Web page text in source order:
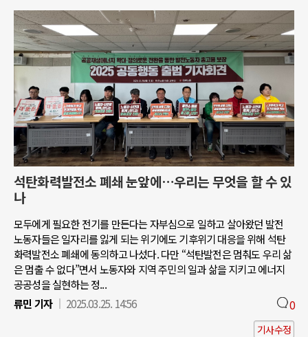
석탄화력발전소 폐쇄 눈앞에…우리는 무엇을 할 수 있
나
모두에게 필요한 전기를 만든다는 자부심으로 일하고 살아왔던 발전
노동자들은 일자리를 잃게 되는 위기에도 기후위기 대응을 위해 석탄
화력발전소 폐쇄에 동의하고 나섰다. 다만 “석탄발전은 멈춰도 우리 삶
은 멈출 수 없다”면서 노동자와 지역 주민의 일과 삶을 지키고 에너지
공공성을 실현하는 정...
류민 기자
2025.03.25. 14:56 0
기사수정